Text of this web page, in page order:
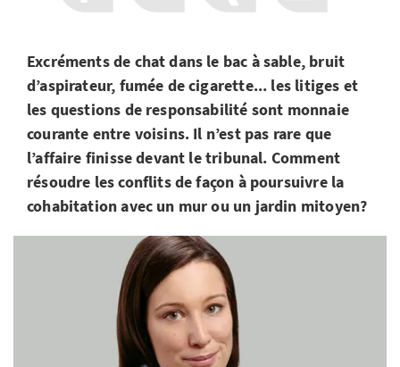
Excréments de chat dans le bac à sable, bruit
d’aspirateur, fumée de cigarette... les litiges et
les questions de responsabilité sont monnaie
courante entre voisins. Il n’est pas rare que
l’affaire finisse devant le tribunal. Comment
résoudre les conflits de façon à poursuivre la
cohabitation avec un mur ou un jardin mitoyen?